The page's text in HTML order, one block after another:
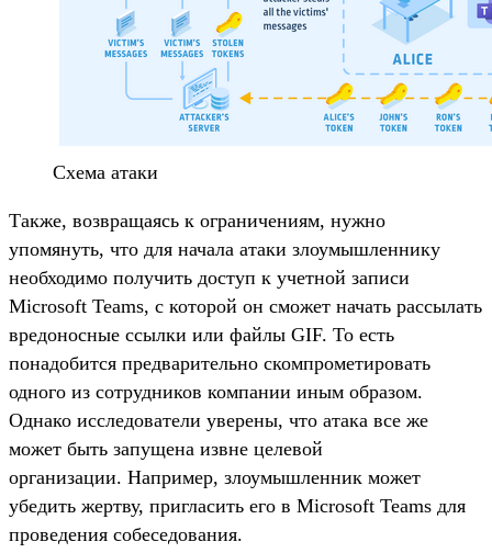
Схема атаки
Также, возвращаясь к ограничениям, нужно
упомянуть, что для начала атаки злоумышленнику
необходимо получить доступ к учетной записи
Microsoft Teams, с которой он сможет начать рассылать
вредоносные ссылки или файлы GIF. То есть
понадобится предварительно скомпрометировать
одного из сотрудников компании иным образом.
Однако исследователи уверены, что атака все же
может быть запущена извне целевой
организации. Например, злоумышленник может
убедить жертву, пригласить его в Microsoft Teams для
проведения собеседования.